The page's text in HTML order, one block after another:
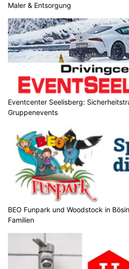
Maler & Entsorgung
Eventcenter Seelisberg:
Gruppenevents
BEO Funpark und Woodstock in
Familien